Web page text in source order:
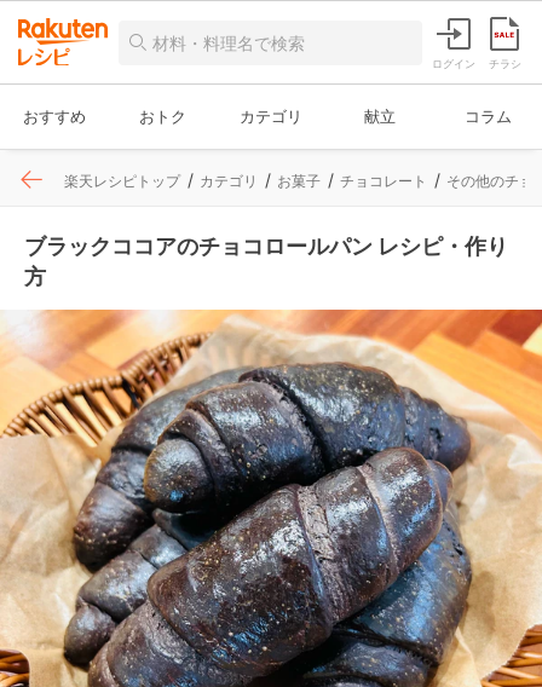
ログイン チラシ
おすすめ おトク カテゴリ 献立 コラム
楽天レシピトップ カテゴリ お菓子 チョコレート その他のチョ
ブラックココアのチョコロールパン レシピ・作り
方